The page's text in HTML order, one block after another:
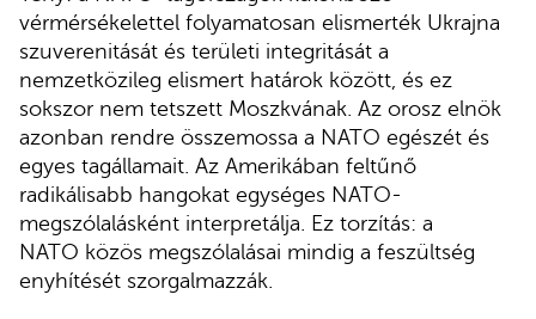
vérmérsékelettel folyamatosan elismerték Ukrajna
szuverenitását és területi integritását a
nemzetközileg elismert határok között, és ez
sokszor nem tetszett Moszkvának. Az orosz elnök
azonban rendre összemossa a NATO egészét és
egyes tagállamait. Az Amerikában feltűnő
radikálisabb hangokat egységes NATO-
megszólalásként interpretálja. Ez torzítás: a
NATO közös megszólalásai mindig a feszültség
enyhítését szorgalmazzák.